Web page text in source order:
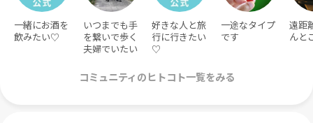
一緒にお酒を
飲みたい♡
いつまでも手
を繋いで歩く
夫婦でいたい
好きな人と旅
行に行きたい
♡
一途なタイプ
です
遠距
んと
コミュニティのヒトコト一覧をみる